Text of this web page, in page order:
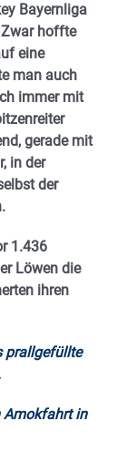
Bayernliga
hoffte
eine
man auch
immer mit
gerade mit
in der
der
1.436
Löwen die
ihren
prallgefüllte
Amokfahrt in